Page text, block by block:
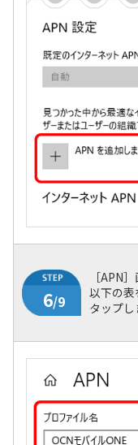
5
［APN
以下の
タップし